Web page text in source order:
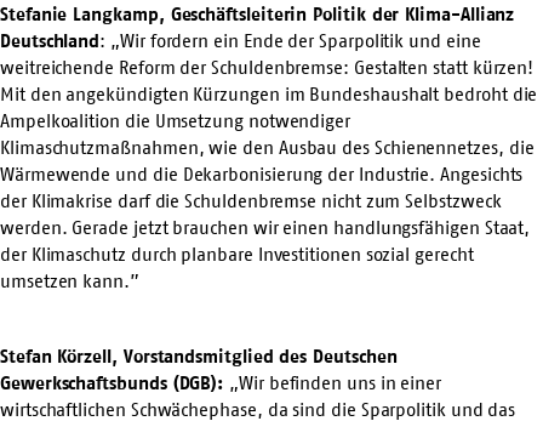
Stefanie Langkamp, Geschäftsleiterin Politik der Klima-Allianz
Deutschland: „Wir fordern ein Ende der Sparpolitik und eine
weitreichende Reform der Schuldenbremse: Gestalten statt kürzen!
Mit den angekündigten Kürzungen im Bundeshaushalt bedroht die
Ampelkoalition die Umsetzung notwendiger
Klimaschutzmaßnahmen, wie den Ausbau des Schienennetzes, die
Wärmewende und die Dekarbonisierung der Industrie. Angesichts
der Klimakrise darf die Schuldenbremse nicht zum Selbstzweck
werden. Gerade jetzt brauchen wir einen handlungsfähigen Staat,
der Klimaschutz durch planbare Investitionen sozial gerecht
umsetzen kann.”
Stefan Körzell, Vorstandsmitglied des Deutschen
Gewerkschaftsbunds (DGB): „Wir befinden uns in einer
wirtschaftlichen Schwächephase, da sind die Sparpolitik und das